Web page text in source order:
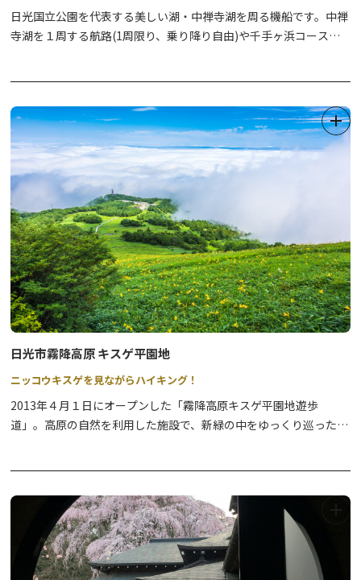
日光国立公園を代表する美しい湖・中禅寺湖を周る機船です。中禅
寺湖を１周する航路(1周限り、乗り降り自由)や千手ヶ浜コース
船でアクセスすることができるようになりました。かつて世界各国
の大使等が愛したとても美しい避暑地・中禅寺湖周辺を、古に想い
を馳せながらめぐってみてはいかがでしょうか。船による中禅寺湖
散策は、より思い出深い旅となることでしょう。
日光市霧降高原 キスゲ平園地
ニッコウキスゲを見ながらハイキング！
2013年４月１日にオープンした「霧降高原キスゲ平園地遊歩
道」。高原の自然を利用した施設で、新緑の中をゆっくり巡った
は、このキスゲ平を黄色に染め上げるように咲きます。レストハウ
スもオープンしていますので、散策の際には休憩所としてご利用下
さい。